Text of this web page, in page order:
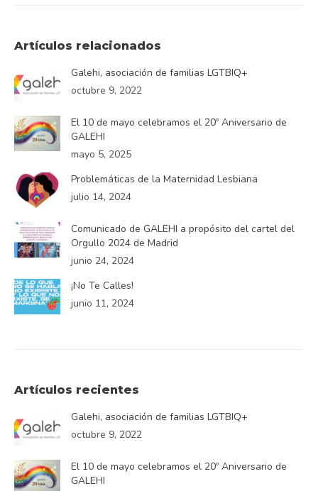
Artículos relacionados
Galehi, asociación de familias LGTBIQ+
octubre 9, 2022
El 10 de mayo celebramos el 20º Aniversario de
GALEHI
mayo 5, 2025
Problemáticas de la Maternidad Lesbiana
julio 14, 2024
Comunicado de GALEHI a propósito del cartel del
Orgullo 2024 de Madrid
junio 24, 2024
¡No Te Calles!
junio 11, 2024
Artículos recientes
Galehi, asociación de familias LGTBIQ+
octubre 9, 2022
El 10 de mayo celebramos el 20º Aniversario de
GALEHI